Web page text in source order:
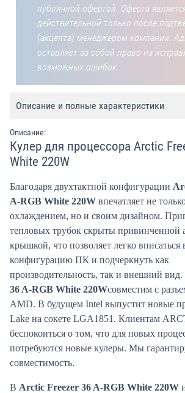
публичной офертой. Оферта
действительной только после
(акцепта) менеджером компании.
оставляет за собой право на
возможных ошибок.
Описание и полные характеристики
Описание:
Кулер для процессора Arctic
White 220W
Благодаря двухтактной конфигурации
A-RGB White 220W впечатляет не
охлаждением, но и своим дизайном.
тепловых трубок скрыты привинченной
крышкой, что позволяет легко
конфигурацию ПК и подчеркнуть как
производительность, так и внешний вид.
36 A-RGB White 220Wсовместим с
AMD. В будущем Intel выпустит новые
Lake на сокете LGA1851. Клиентам
беспокоиться о том, что для новых
потребуются новые кулеры. Мы
совместимость.
В Arctic Freezer 36 A-RGB White 220W